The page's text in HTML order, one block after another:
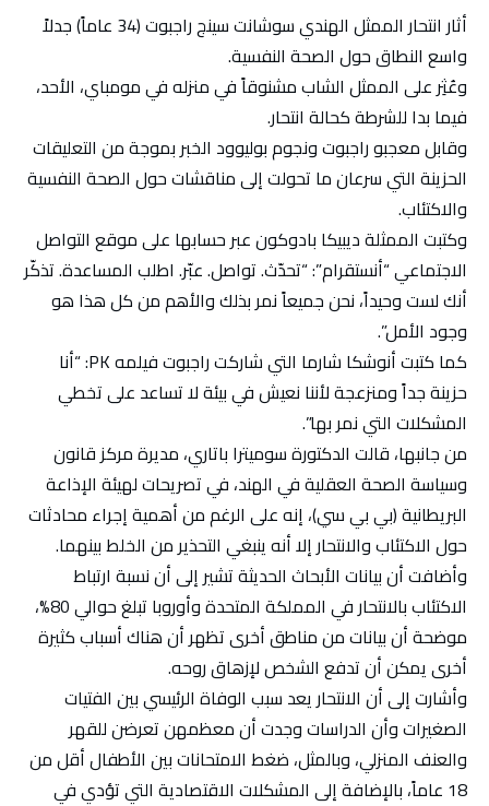
أثار انتحار الممثل الهندي سوشانت سينج راجبوت (34 عاماً) جدلاً
واسع النطاق حول الصحة النفسية.
وعُثِر على الممثل الشاب مشنوقاً في منزله في مومباي، الأحد،
فيما بدا للشرطة كحالة انتحار.
وقابل معجبو راجبوت ونجوم بوليوود الخبر بموجة من التعليقات
الحزينة التي سرعان ما تحولت إلى مناقشات حول الصحة النفسية
والاكتئاب.
وكتبت الممثلة ديبيكا بادوكون عبر حسابها على موقع التواصل
الاجتماعي “أنستقرام”: “تحدّث. تواصل. عبّر. اطلب المساعدة. تذكّر
أنك لست وحيداً، نحن جميعاً نمر بذلك والأهم من كل هذا هو
وجود الأمل”.
كما كتبت أنوشكا شارما التي شاركت راجبوت فيلمه PK: “أنا
حزينة جداً ومنزعجة لأننا نعيش في بيئة لا تساعد على تخطي
المشكلات التي نمر بها”.
من جانبها، قالت الدكتورة سوميترا باتاري، مديرة مركز قانون
وسياسة الصحة العقلية في الهند، في تصريحات لهيئة الإذاعة
البريطانية (بي بي سي)، إنه على الرغم من أهمية إجراء محادثات
حول الاكتئاب والانتحار إلا أنه ينبغي التحذير من الخلط بينهما.
وأضافت أن بيانات الأبحاث الحديثة تشير إلى أن نسبة ارتباط
الاكتئاب بالانتحار في المملكة المتحدة وأوروبا تبلغ حوالي 80%،
موضحة أن بيانات من مناطق أخرى تظهر أن هناك أسباب كثيرة
أخرى يمكن أن تدفع الشخص لإزهاق روحه.
وأشارت إلى أن الانتحار يعد سبب الوفاة الرئيسي بين الفتيات
الصغيرات وأن الدراسات وجدت أن معظمهن تعرضن للقهر
والعنف المنزلي، وبالمثل، ضغط الامتحانات بين الأطفال أقل من
18 عاماً، بالإضافة إلى المشكلات الاقتصادية التي تؤدي في